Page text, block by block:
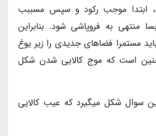
ابتدا موجب رکود و سپس مسببب
منتهی به فروپاشی شود. بنابراین
مستمرا فضاهای جدیدی را زیر یوغ
است که موج کالایی شدن شکل
سوال شکل میگیرد که عیب کالایی